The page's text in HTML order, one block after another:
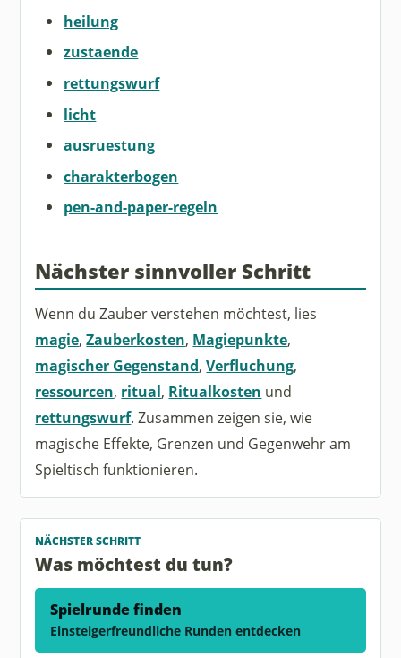
heilung
zustaende
rettungswurf
licht
ausruestung
charakterbogen
pen-and-paper-regeln
Nächster sinnvoller Schritt
Wenn du Zauber verstehen möchtest, lies
magie,Zauberkosten, Magiepunkte,
magischer Gegenstand,Verfluchung,
ressourcen, ritual, Ritualkosten und
rettungswurf. Zusammen zeigen sie, wie
magische Effekte, Grenzen und Gegenwehr am
Spieltisch funktionieren.
NÄCHSTER SCHRITT
Was möchtest du tun?
Spielrunde finden
Einsteigerfreundliche Runden entdecken